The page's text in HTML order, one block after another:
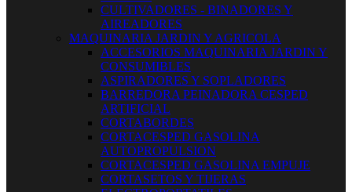
CULTIVADORES - BINADORES Y
AIREADORES
MAQUINARIA JARDIN Y AGRICOLA
ACCESORIOS MAQUINARIA JARDIN Y
CONSUMIBLES
ASPIRADORES Y SOPLADORES
BARREDORA PEINADORA CESPED
ARTIFICIAL
CORTABORDES
CORTACESPED GASOLINA
AUTOPROPULSION
CORTACESPED GASOLINA EMPUJE
CORTASETOS Y TIJERAS